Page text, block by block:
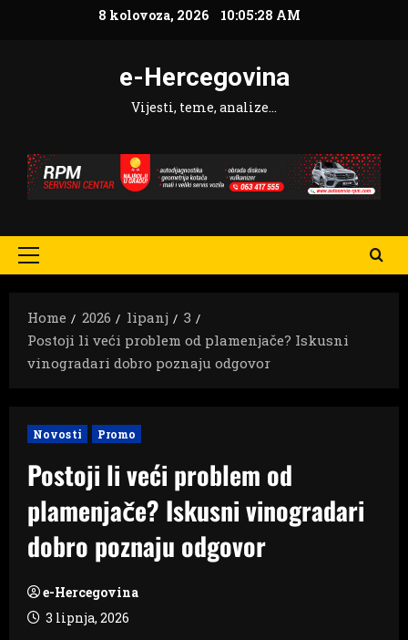
8 kolovoza, 2026 10:05:29 AM
e-Hercegovina
Vijesti, teme, analize…
Primary
Home
2026 lipanj
3
Postoji li veći problem od plamenjače? Iskusni
vinogradari dobro poznaju odgovor
Novosti Promo
Postoji li veći problem od
plamenjače? Iskusni vinogradari
dobro poznaju odgovor
e-Hercegovina
3 lipnja, 2026